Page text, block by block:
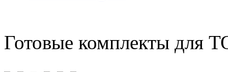
Готовые комплекты для